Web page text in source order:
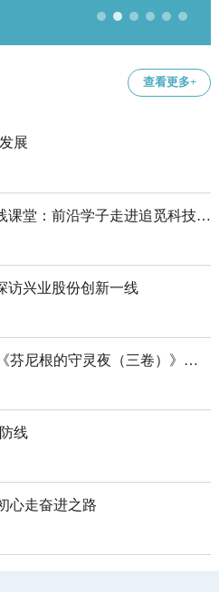
查看更多+
展
课堂：前沿学子走进追觅科技探
访兴业股份创新一线
芬尼根的守灵夜（三卷）》荣
线
心走奋进之路